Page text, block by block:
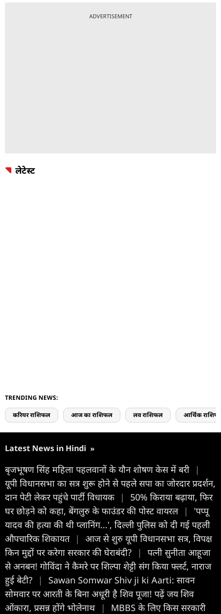
ADVERTISEMENT
लेटेस्ट
TRENDING NEWS:
करियर राशिफल आज का राशिफल लव राशिफल आर्थिक
Latest News in Hindi »
बृजभूषण सिंह महिला पहलवानों के यौन शोषण केस में बरी
|
यूपी विधानसभा का सत्र शुरू होने से पहले सपा का जोरदार प्रदर्शन,
दान पेटी लेकर पहुंचे पार्टी विधायक
|
50% किराया बढ़ाया, फिर
घर छोड़ने को कहा, बेंगलुरु के फाउंडर की पोस्ट वायरल |
'पप्पू
यादव की हत्या की थी प्लानिंग...', दिल्ली पुलिस को दी गई पहली
औपचारिक शिकायत |
आज से शुरु यूपी विधानसभा सत्र, विपक्ष
किन मुद्दों पर करेगा सरकार की घेराबंदी?
|
पत्नी सुनीता आहूजा
से अनबन! गोविंदा ने कैमरे पर शिल्पा शेट्टी संग किया फ्लर्ट, नाराज
हुई बेटी?
|
Sawan Somwar Shiv ji ki Aarti: सावन
सोमवार पर आरती के बिना अधूरी है शिव पूजा! पढ़ें जय शिव
ओंकारा, प्रसन्न होंगे भोलेनाथ
|
MBBS के लिए किस सरकारी